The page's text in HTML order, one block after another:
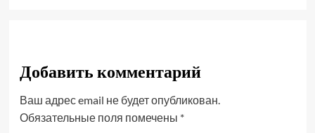
Добавить комментарий
Ваш адрес email не будет опубликован.
Обязательные поля помечены *